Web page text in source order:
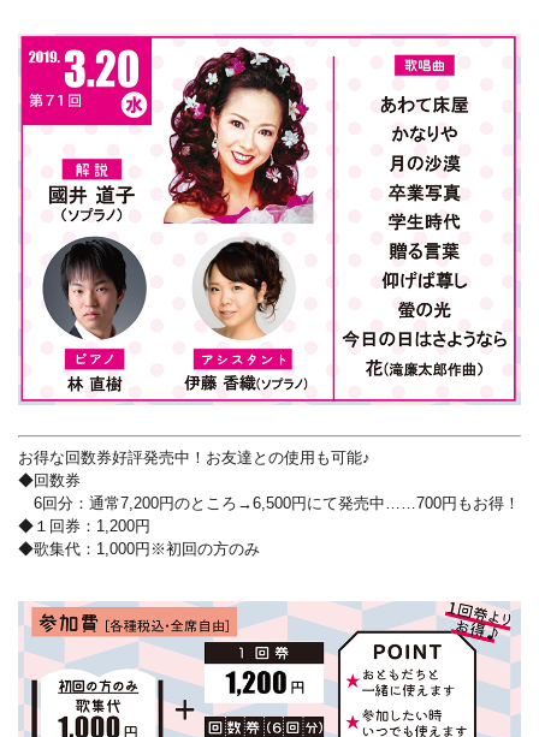
お得な回数券好評発売中！お友達との使用も可能♪
◆回数券
6回分：通常7,200円のところ→6,500円にて発売中……700円もお得！
◆１回券：1,200円
◆歌集代：1,000円※初回の方のみ